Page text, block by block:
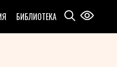
БИБЛИОТЕКА